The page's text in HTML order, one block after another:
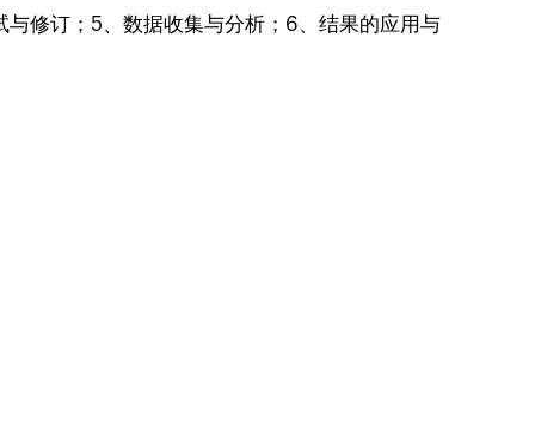
修订；5、数据收集与分析；6、结果的应用与